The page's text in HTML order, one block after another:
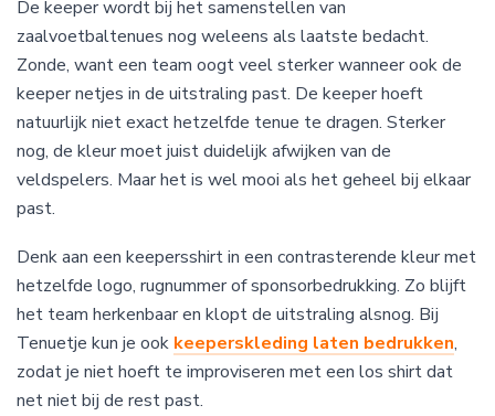
De keeper wordt bij het samenstellen van
zaalvoetbaltenues nog weleens als laatste bedacht.
Zonde, want een team oogt veel sterker wanneer ook de
keeper netjes in de uitstraling past. De keeper hoeft
natuurlijk niet exact hetzelfde tenue te dragen. Sterker
nog, de kleur moet juist duidelijk afwijken van de
veldspelers. Maar het is wel mooi als het geheel bij elkaar
past.
Denk aan een keepersshirt in een contrasterende kleur met
hetzelfde logo, rugnummer of sponsorbedrukking. Zo blijft
het team herkenbaar en klopt de uitstraling alsnog. Bij
Tenuetje kun je ook keeperskleding laten bedrukken,
zodat je niet hoeft te improviseren met een los shirt dat
net niet bij de rest past.